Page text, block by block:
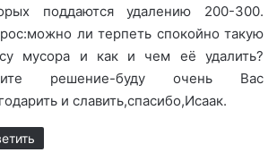
поддаются удалению 200-300.
ли терпеть спокойно такую
мусора и как и чем её удалить?
решение-буду очень Вас
и славить,спасибо,Исаак.